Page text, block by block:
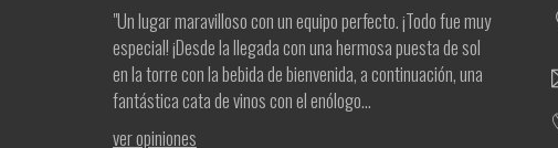
"Un lugar maravilloso con un equipo perfecto. ¡Todo fue muy
especial! ¡Desde la llegada con una hermosa puesta de sol
en la torre con la bebida de bienvenida, a continuación, una
fantástica cata de vinos con el enólogo...
ver opiniones